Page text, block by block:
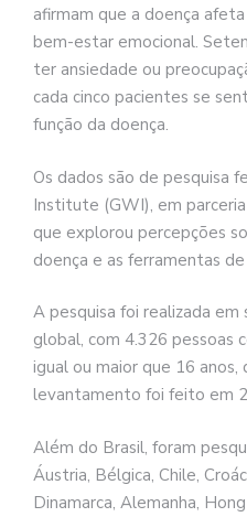
afirmam que a doença
bem-estar emocional.
ter ansiedade ou
cada cinco pacientes se
função da doença.
Os dados são de pesquisa
Institute (GWI), em
que explorou percepções
doença e as ferramentas
A pesquisa foi realizada
global, com 4.326 pessoas
igual ou maior que 16 anos,
levantamento foi feito em
Além do Brasil, foram
Áustria, Bélgica, Chile,
Dinamarca, Alemanha,